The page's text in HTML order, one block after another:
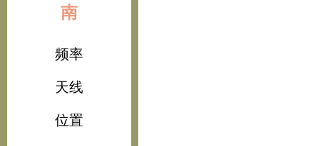
南
频率
天线
位置